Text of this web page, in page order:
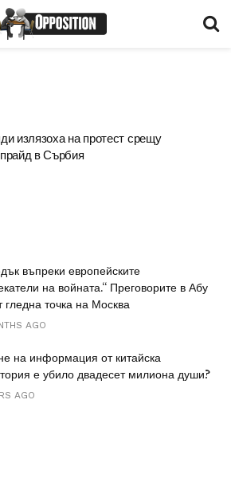
излязоха на протест срещу
в Сърбия
въпреки европейските
на войната.“ Преговорите в Абу
гледна точка на Москва
AGO
на информация от китайска
е убило двадесет милиона души?
AGO